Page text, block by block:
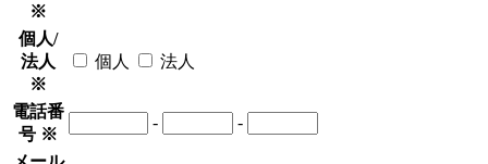
※
個人/
法人
※
個人 法人
電話番
号 ※
- -